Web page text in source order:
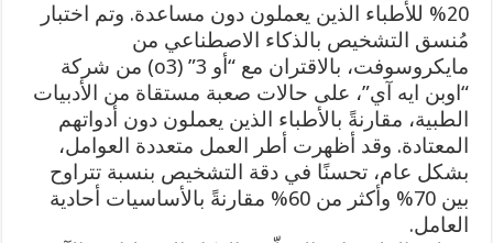
20% للأطباء الذين يعملون دون مساعدة. وتم اختبار
مُنسق التشخيص بالذكاء الاصطناعي من
مايكروسوفت، بالاقتران مع “أو 3” (o3) من شركة
“اوبن ايه آي”، على حالات صعبة مستقاة من الأدبيات
الطبية، مقارنةً بالأطباء الذين يعملون دون أدواتهم
المعتادة. وقد أظهرت أطر العمل متعددة العوامل،
بشكل عام، تحسنًا في دقة التشخيص بنسبة تتراوح
بين 70% وأكثر من 60% مقارنةً بالأساسيات أحادية
العامل.